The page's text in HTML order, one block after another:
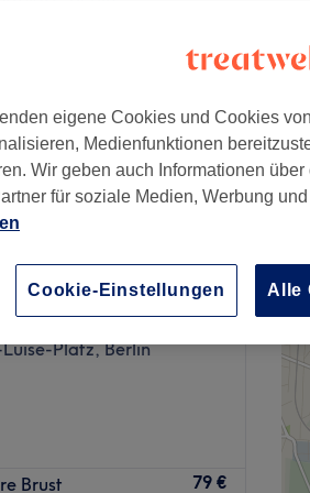
145 €
180 €
– mit
Studio Berlin
452 Bewertungen
Platz, Berlin
Brust
79 €
eigene Cookies und Cookies
Medienfunktionen
Wir geben auch Informationen
für soziale Medien, Werbung
Cookie-Einstellungen Alle